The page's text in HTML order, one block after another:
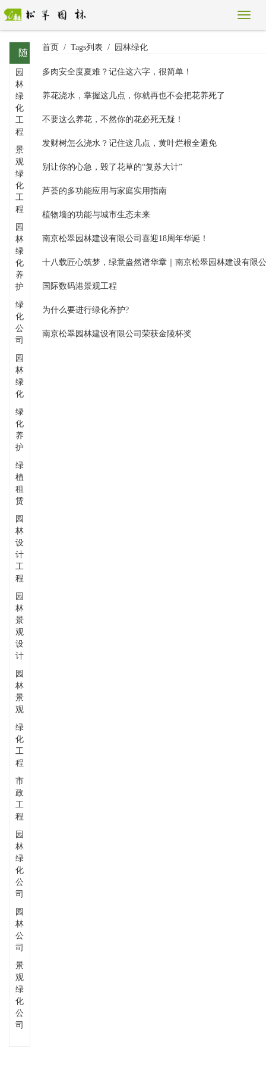
随
机
标
签
园
林
绿
化
工
程
景
观
绿
化
工
程
园
林
绿
化
养
护
绿
化
公
司
园
林
绿
化
绿
化
养
护
绿
植
租
赁
园
林
设
计
工
程
园
林
景
观
设
计
园
林
景
观
绿
化
工
程
市
政
工
程
园
林
绿
化
公
司
园
林
公
司
景
观
绿
化
公
司
首页 Tags列表 园林绿化
多肉安全度夏难？记住这六字，很简单！
养花浇水，掌握这几点，你就再也不会把花养死了
不要这么养花，不然你的花必死无疑！
发财树怎么浇水？记住这几点，黄叶烂根全避免
别让你的心急，毁了花草的“复苏大计”
芦荟的多功能应用与家庭实用指南
植物墙的功能与城市生态未来
南京松翠园林建设有限公司喜迎18周年华诞！
国际数码港景观工程
为什么要进行绿化养护?
南京松翠园林建设有限公司荣获金陵杯奖